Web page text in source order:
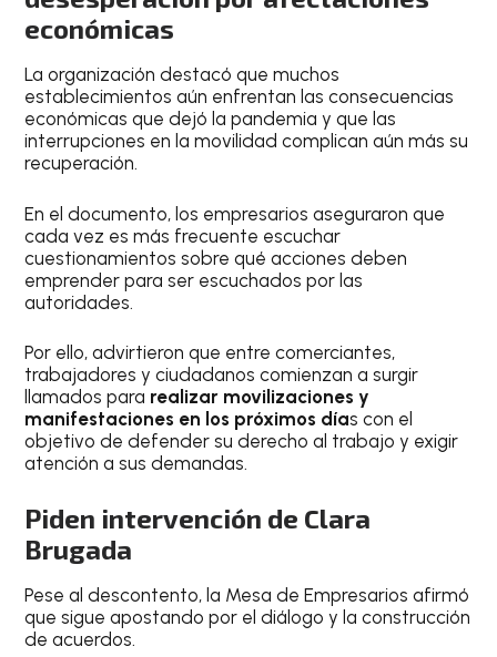
económicas
La organización destacó que muchos
establecimientos aún enfrentan las consecuencias
económicas que dejó la pandemia y que las
interrupciones en la movilidad complican aún más su
recuperación.
En el documento, los empresarios aseguraron que
cada vez es más frecuente escuchar
cuestionamientos sobre qué acciones deben
emprender para ser escuchados por las
autoridades.
Por ello, advirtieron que entre comerciantes,
trabajadores y ciudadanos comienzan a surgir
llamados para realizar movilizaciones y
manifestaciones en los próximos días con el
objetivo de defender su derecho al trabajo y exigir
atención a sus demandas.
Piden intervención de Clara
Brugada
Pese al descontento, la Mesa de Empresarios afirmó
que sigue apostando por el diálogo y la construcción
de acuerdos.